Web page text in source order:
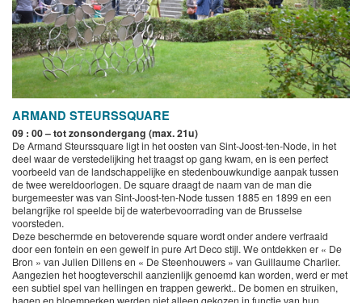
ARMAND STEURSSQUARE
09 : 00 – tot zonsondergang (max. 21u)
De Armand Steurssquare ligt in het oosten van Sint-Joost-ten-Node, in het
deel waar de verstedelijking het traagst op gang kwam, en is een perfect
voorbeeld van de landschappelijke en stedenbouwkundige aanpak tussen
de twee wereldoorlogen. De square draagt de naam van de man die
burgemeester was van Sint-Joost-ten-Node tussen 1885 en 1899 en een
belangrijke rol speelde bij de waterbevoorrading van de Brusselse
voorsteden.
Deze beschermde en betoverende square wordt onder andere verfraaid
door een fontein en een gewelf in pure Art Deco stijl. We ontdekken er « De
Bron » van Julien Dillens en « De Steenhouwers » van Guillaume Charlier.
Aangezien het hoogteverschil aanzienlijk genoemd kan worden, werd er met
een subtiel spel van hellingen en trappen gewerkt.. De bomen en struiken,